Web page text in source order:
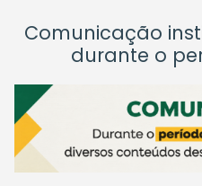
Comunicação
durante o